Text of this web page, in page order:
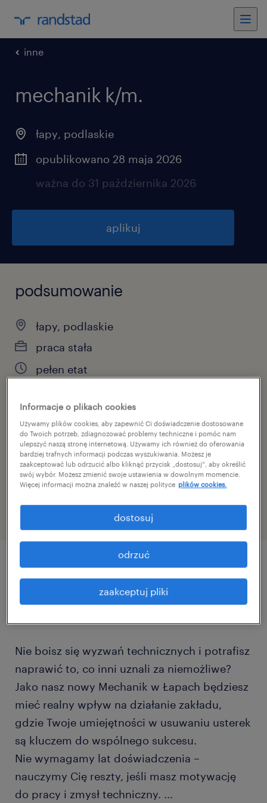
inne
mechanik k/m.
łapy, podlaskie
opublikowano 28 maja 2026
ważna do 31 października 2026
aplikuj
podsumowanie
łapy, podlaskie
praca stała
pełen etat
specjalizacja
inne
reference number
46934586
szczegóły oferty
Nie boisz się wyzwań technicznych i potrafisz
naprawić to, co inni uznali za niemożliwe?
Jako nasz nowy Mechanik w Łapach będziesz
mieć realny wpływ na działanie zakładu,
gdzie Twoje umiejętności w usuwaniu usterek
są kluczem do wspólnego sukcesu.
Nie wymagamy lat doświadczenia –
nauczymy Cię reszty, jeśli masz motywację
do pracy i zmysł techniczny. ...
Informacje o plikach cookies
Używamy plików cookies, aby zapewnić Ci doświadczenie dostosowane
do Twoich potrzeb, zdiagnozować problemy techniczne i pomóc nam
ulepszyć naszą stronę internetową. Używamy ich również do oferowania
bardziej trafnych informacji podczas wyszukiwania. Możesz je
zaakceptować lub odrzucić albo kliknąć przycisk „dostosuj”, aby określić
swój wybór. Możesz zmienić swoje ustawienia w dowolnym momencie.
Więcej informacji można znaleźć w naszej polityce plików cookies.
zaakceptuj pliki
odrzuć
dostosuj